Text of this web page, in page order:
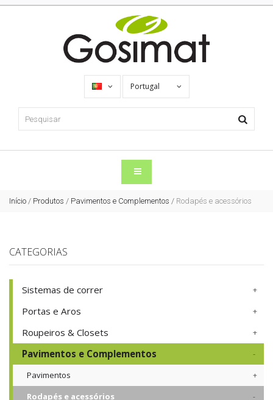
Portugal
Início / Produtos / Pavimentos e Complementos / Rodapés e acessórios
CATEGORIAS
Sistemas de correr
Portas e Aros
Roupeiros & Closets
Pavimentos e Complementos
Pavimentos
Rodapés e acessórios